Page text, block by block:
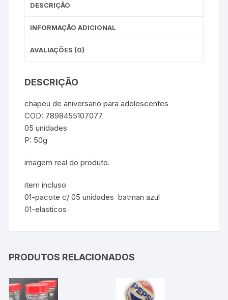
DESCRIÇÃO
INFORMAÇÃO ADICIONAL
AVALIAÇÕES (0)
DESCRIÇÃO
chapeu de aniversario para adolescentes
COD: 7898455107077
05 unidades
P: 50g
imagem real do produto.
item incluso
01-pacote c/ 05 unidades batman azul
01-elasticos
PRODUTOS RELACIONADOS